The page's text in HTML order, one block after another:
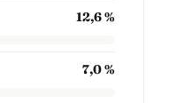
12,6 %
7,0 %